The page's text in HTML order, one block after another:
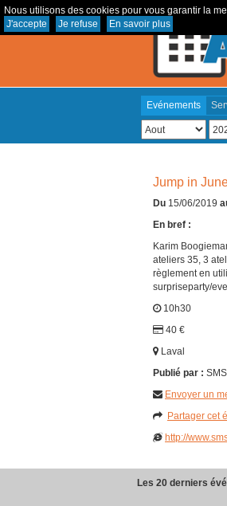
Nous utilisons des cookies pour vous garantir la
J'accepte
Je refuse En savoir plus
Evénements
Jump in
Du 15/06/2019
En bref :
Karim
ateliers 35, 3
règlement en
surpriseparty/
10h30
40 €
Laval
Publié par :
Envoyer un
Partager cet
http://
Les 20 derniers